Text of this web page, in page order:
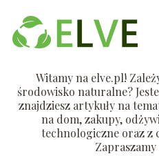
Witamy na elve.pl!
środowisko naturalne?
znajdziesz artykuły na
na dom, zakupy,
technologiczne oraz z